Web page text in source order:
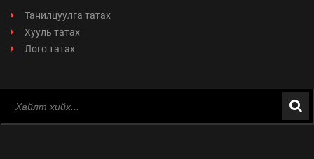
Танилцуулга татах
Хууль татах
Лого татах